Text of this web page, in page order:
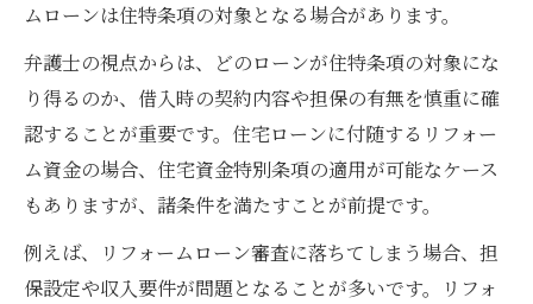
ムローンは住特条項の対象となる場合があります。
弁護士の視点からは、どのローンが住特条項の対象にな
り得るのか、借入時の契約内容や担保の有無を慎重に確
認することが重要です。住宅ローンに付随するリフォー
ム資金の場合、住宅資金特別条項の適用が可能なケース
もありますが、諸条件を満たすことが前提です。
例えば、リフォームローン審査に落ちてしまう場合、担
保設定や収入要件が問題となることが多いです。リフォ